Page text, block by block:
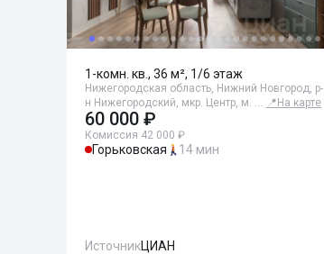
1-комн. кв., 36 м², 1/6 этаж
Нижегородская область, Нижний Новгород, р-
н Нижегородский, мкр. Центр, м. … 📍 На карте
60 000 ₽
Комиссия 42 000 ₽
Горьковская 14 мин
ИсточникЦИАН